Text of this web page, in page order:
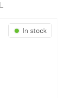
In stock